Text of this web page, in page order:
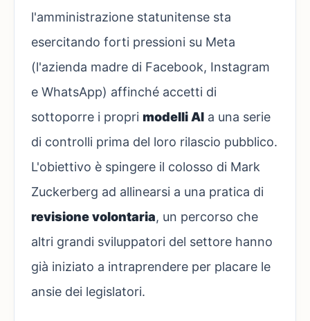
l'amministrazione statunitense sta
esercitando forti pressioni su Meta
(l'azienda madre di Facebook, Instagram
e WhatsApp) affinché accetti di
sottoporre i propri modelli AI a una serie
di controlli prima del loro rilascio pubblico.
L'obiettivo è spingere il colosso di Mark
Zuckerberg ad allinearsi a una pratica di
revisione volontaria, un percorso che
altri grandi sviluppatori del settore hanno
già iniziato a intraprendere per placare le
ansie dei legislatori.